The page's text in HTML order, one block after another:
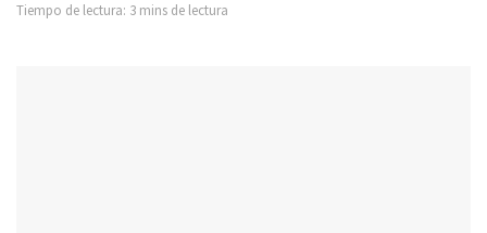
Tiempo de lectura: 3 mins de lectura